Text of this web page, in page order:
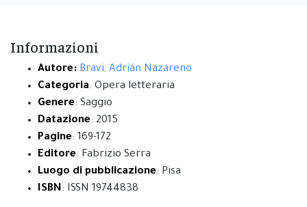
Informazioni
Autore: Bravi, Adrián Nazareno
Categoria: Opera letteraria
Genere: Saggio
Datazione: 2015
Pagine: 169-172
Editore: Fabrizio Serra
Luogo di pubblicazione: Pisa
ISBN: ISSN 19744838